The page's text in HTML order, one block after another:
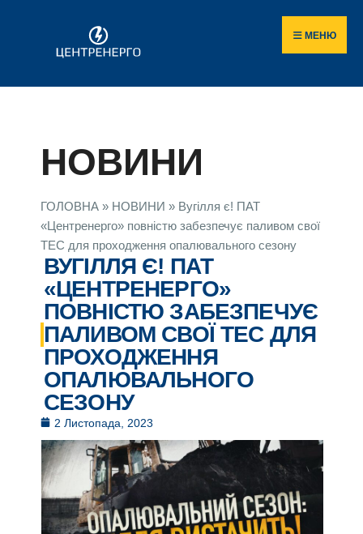
МЕНЮ
НОВИНИ
ГОЛОВНА » НОВИНИ » Вугілля є! ПАТ
«Центренерго» повністю забезпечує паливом свої
ТЕС для проходження опалювального сезону
ВУГІЛЛЯ Є! ПАТ
«ЦЕНТРЕНЕРГО»
ПОВНІСТЮ ЗАБЕЗПЕЧУЄ
ПАЛИВОМ СВОЇ ТЕС ДЛЯ
ПРОХОДЖЕННЯ
ОПАЛЮВАЛЬНОГО
СЕЗОНУ
2 Листопада, 2023